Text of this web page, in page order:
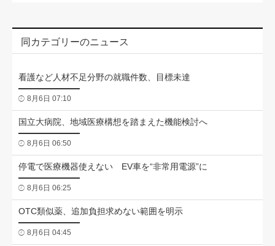
同カテゴリーのニュース
看護など人材不足分野の就職件数、目標未達
8月6日 07:10
国立大病院、地域医療構想を踏まえた機能検討へ
8月6日 06:50
停電で医療機器使えない EV車を“非常用電源”に
8月6日 06:25
OTC類似薬、追加負担求めない範囲を明示
8月6日 04:45